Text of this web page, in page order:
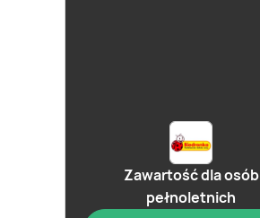
Zawartość dla osób
pełnoletnich